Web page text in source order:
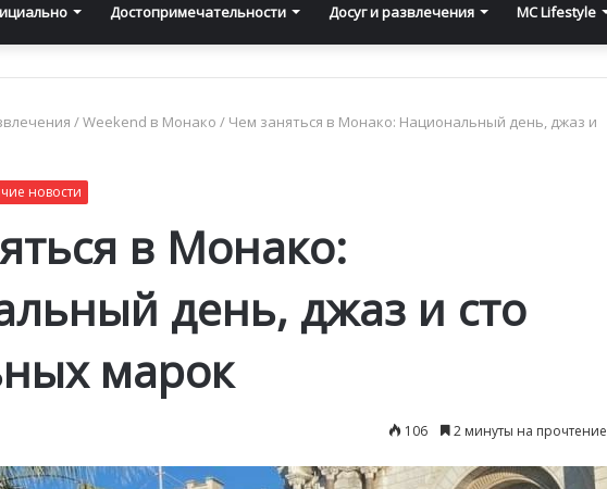
Достопримечательности Досуг и развлечения MC Lifestyle
/Weekend в Монако / Чем заняться в Монако: Национальный день, джаз и
новости
в Монако:
день, джаз и сто
марок
106 2 минуты на прочтение